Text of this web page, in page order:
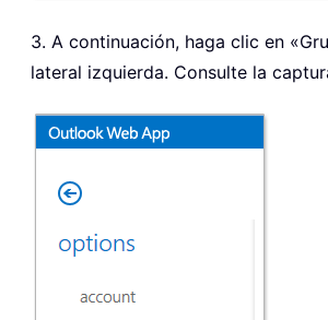
3. A continuación, haga clic en
lateral izquierda. Consulte la